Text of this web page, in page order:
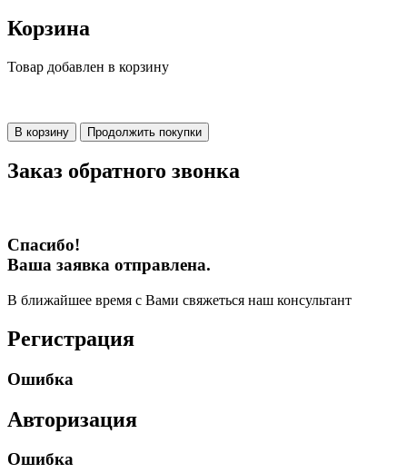
Корзина
Товар добавлен в корзину
В корзину Продолжить покупки
Заказ обратного звонка
Спасибо!
Ваша заявка отправлена.
В ближайшее время с Вами свяжеться наш консультант
Регистрация
Ошибка
Авторизация
Ошибка